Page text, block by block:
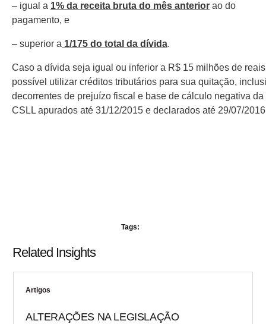
– igual a 1% da receita bruta do mês anterior ao do
pagamento, e
– superior a 1/175 do total da dívida.
Caso a dívida seja igual ou inferior a R$ 15 milhões de
possível utilizar créditos tributários para sua quitação,
decorrentes de prejuízo fiscal e base de cálculo negativa da
CSLL apurados até 31/12/2015 e declarados até 29/07/
Tags:
Related Insights
Artigos
ALTERAÇÕES NA LEGISLAÇÃO